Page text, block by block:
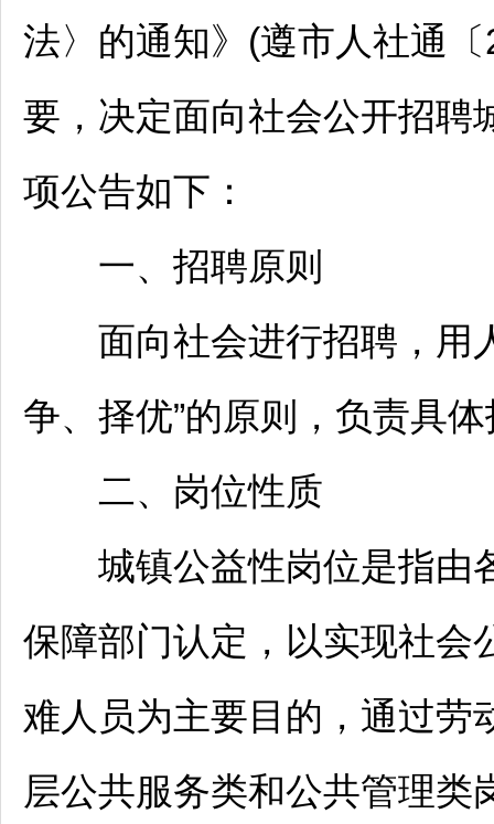
法〉的通知》(遵市人社通
要，决定面向社会公开招聘
项公告如下：
一、 招聘原则
面向社会进行招聘 ，
争、择优”的原则，负责具体
二、岗位性质
城镇公益性岗位是指由
保障部门认定，以实现社会
难人员为主要目的，通过劳
层公共服务类和公共管理类